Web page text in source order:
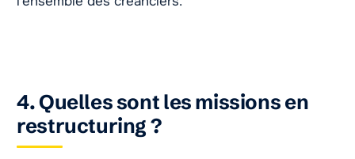
4. Quelles sont les missions en
restructuring ?